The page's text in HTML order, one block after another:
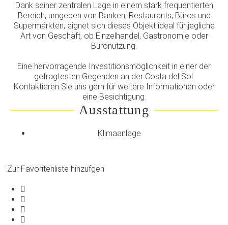
Dank seiner zentralen Lage in einem stark frequentierten
Bereich, umgeben von Banken, Restaurants, Büros und
Supermärkten, eignet sich dieses Objekt ideal für jegliche
Art von Geschäft, ob Einzelhandel, Gastronomie oder
Büronutzung.
Eine hervorragende Investitionsmöglichkeit in einer der
gefragtesten Gegenden an der Costa del Sol.
Kontaktieren Sie uns gern für weitere Informationen oder
eine Besichtigung.
Ausstattung
Klimaanlage
Zur Favoritenliste hinzufgen